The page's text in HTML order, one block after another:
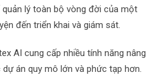
lý toàn bộ vòng đời của một
đến triển khai và giám sát.
AI cung cấp nhiều tính năng nâng
án quy mô lớn và phức tạp hơn.